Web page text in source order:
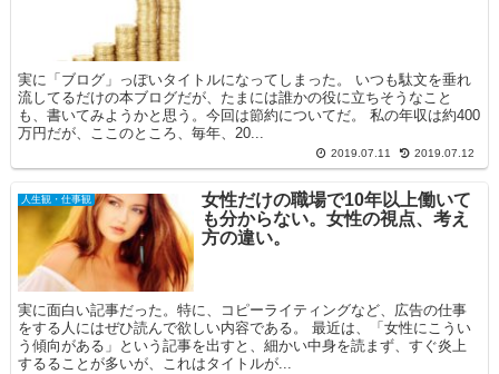
実に「ブログ」っぽいタイトルになってしまった。 いつも駄文を垂れ
流してるだけの本ブログだが、たまには誰かの役に立ちそうなこと
も、書いてみようかと思う。今回は節約についてだ。 私の年収は約400
万円だが、ここのところ、毎年、20...
2019.07.11 2019.07.12
人生観・仕事観
女性だけの職場で10年以上働いて
も分からない。女性の視点、考え
方の違い。
実に面白い記事だった。特に、コピーライティングなど、広告の仕事
をする人にはぜひ読んで欲しい内容である。 最近は、「女性にこうい
う傾向がある」という記事を出すと、細かい中身を読まず、すぐ炎上
するることが多いが、これはタイトルが...